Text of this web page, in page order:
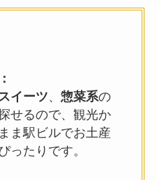
イーツ、 惣菜系の
せるので、観光か
ま駅ビルでお土産
ったりです。